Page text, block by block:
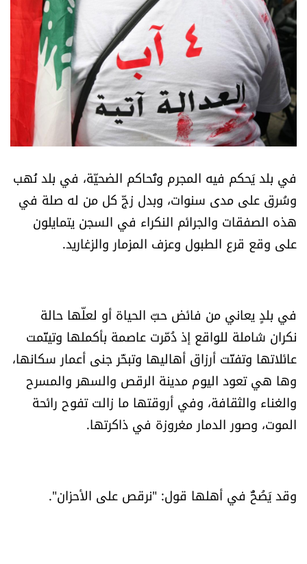
أسرار
متفرقات
نداء القرّاء
خاص الموقع
كتّابنا
تحت المجهر
آراء
العالم
الصحافة الإسرائيلية
ثقافة وفنون
في بلد يَحكم فيه المجرم وتُحاكم الضحيّة، في بلد نُهب
وسُرق على مدى سنوات، وبدل زجّ كل من له صلة في
هذه الصفقات والجرائم النكراء في السجن يتمايلون
على وقع قرع الطبول وعزف المزمار والزغاريد.
في بلدٍ يعاني من فائض حبّ الحياة أو لعلّها حالة
نكران شاملة للواقع إذ دُمّرت عاصمة بأكملها وتيتّمت
عائلاتها وتفتّت أرزاق أهاليها وتبخّر جنى أعمار سكانها،
وها هي تعود اليوم مدينة الرقص والسهر والمسرح
والغناء والثقافة، وفي أروقتها ما زالت تفوح رائحة
الموت، وصور الدمار مغروزة في ذاكرتها.
وقد يَصُحُّ في أهلها قول: "نرقص على الأحزان".